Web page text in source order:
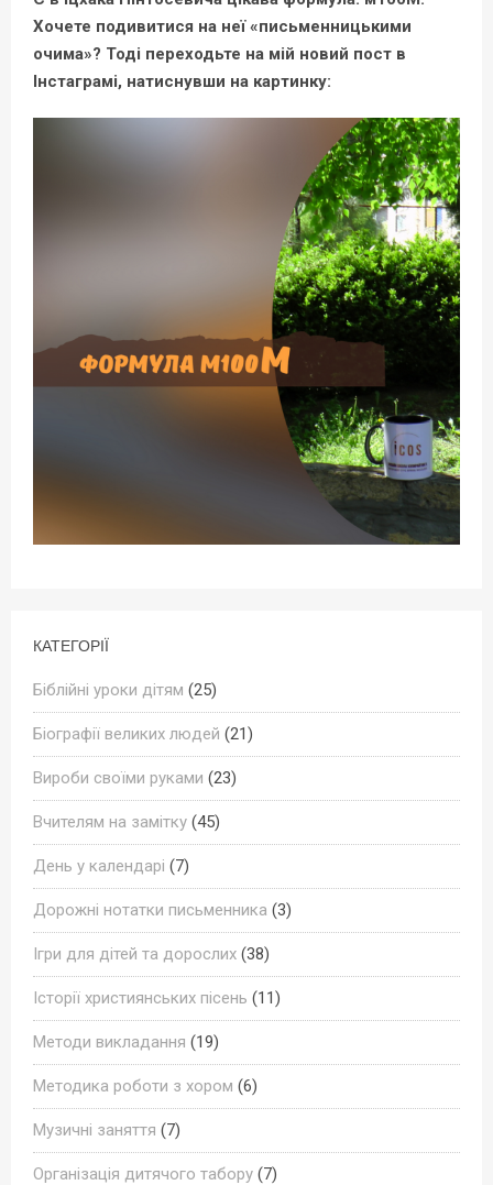
Хочете подивитися на неї «письменницькими
очима»? Тоді переходьте на мій новий пост в
Інстаграмі, натиснувши на картинку:
КАТЕГОРІЇ
Біблійні уроки дітям (25)
Біографії великих людей (21)
Вироби своїми руками (23)
Вчителям на замітку (45)
День у календарі (7)
Дорожні нотатки письменника (3)
Ігри для дітей та дорослих (38)
Історії християнських пісень (11)
Методи викладання (19)
Методика роботи з хором (6)
Музичні заняття (7)
Організація дитячого табору (7)